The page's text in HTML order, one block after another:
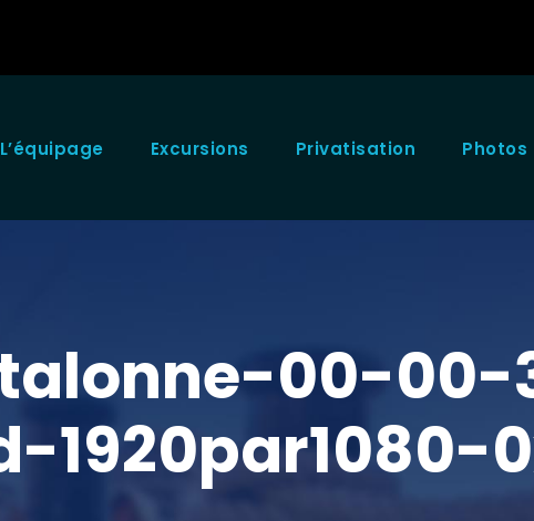
L’équipage Excursions Privatisation Photos
00-00-
1920par1080-